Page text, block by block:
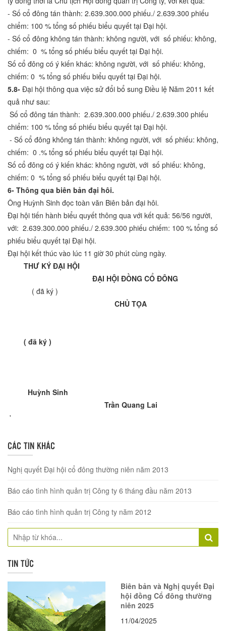
- Số cổ đông tán thành: 2.639.300.000 phiếu./ 2.639.300 phiếu
chiểm: 100 % tổng số phiếu biểu quyết tại Đại hội.
- Số cổ đông không tán thành: không người, với số phiếu: không,
chiếm: 0 % tổng số phiếu biểu quyết tại Đại hội.
Số cổ đông có ý kiến khác: không người, với số phiếu: không,
chiếm: 0 % tổng số phiếu biểu quyết tại Đại hội.
5.8- Đại hội thông qua việc sử đổi bổ sung Điều lệ Năm 2011 kết
quả như sau:
Số cổ đông tán thành: 2.639.300.000 phiếu./ 2.639.300 phiếu
chiểm: 100 % tổng số phiếu biểu quyết tại Đại hội.
- Số cổ đông không tán thành: không người, với số phiếu: không,
chiếm: 0 .% tổng số phiếu biểu quyết tại Đại hội.
Số cổ đông có ý kiến khác: không người, với số phiếu: không,
chiếm: 0 % tổng số phiếu biểu quyết tại Đại hội.
6- Thông qua biên bản đại hôi.
Ông Huỳnh Sinh đọc toàn văn Biên bản đại hôi.
Đại hội tiến hành biểu quyết thông qua với kết quả: 56/56 người,
với: 2.639.300.000 phiếu./ 2.639.300 phiếu chiếm: 100 % tổng số
phiếu biểu quyết tại Đại hội.
Đại hội kết thúc vào lúc 11 giờ 30 phút cùng ngày.
THƯ KÝ ĐẠI HỘI
ĐẠI HỘI ĐỒNG CỔ ĐÔNG
( đã ký )
CHỦ TỌA
( đã ký )
Huỳnh Sinh
Trần Quang Lai
'
CÁC TIN KHÁC
Nghị quyết Đại hội cổ đông thường niên năm 2013
Báo cáo tình hình quản trị Công ty 6 tháng đầu năm 2013
Báo cáo tình hình quản trị Công ty năm 2012
TIN TỨC
Biên bản và Nghị quyết Đại
hội đồng Cổ đông thường
niên 2025
11/04/2025